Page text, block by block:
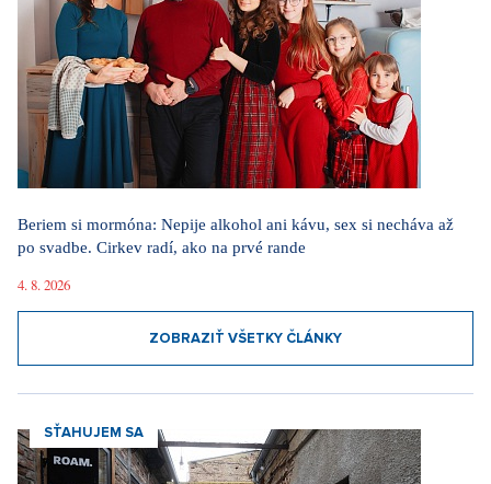
Beriem si mormóna: Nepije alkohol ani kávu, sex si necháva až
po svadbe. Cirkev radí, ako na prvé rande
4. 8. 2026
ZOBRAZIŤ VŠETKY ČLÁNKY
SŤAHUJEM SA